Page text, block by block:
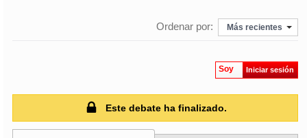
Ordenar por: Más recientes
Soy Iniciar sesión
Este debate ha finalizado.